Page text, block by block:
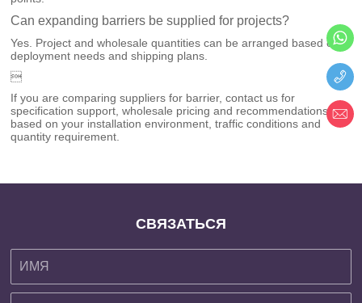
Can expanding barriers be supplied for projects?
Yes. Project and wholesale quantities can be arranged based on
deployment needs and shipping plans.

If you are comparing suppliers for barrier, contact us for
specification support, wholesale pricing and recommendations
based on your installation environment, traffic conditions and
quantity requirement.
СВЯЗАТЬСЯ